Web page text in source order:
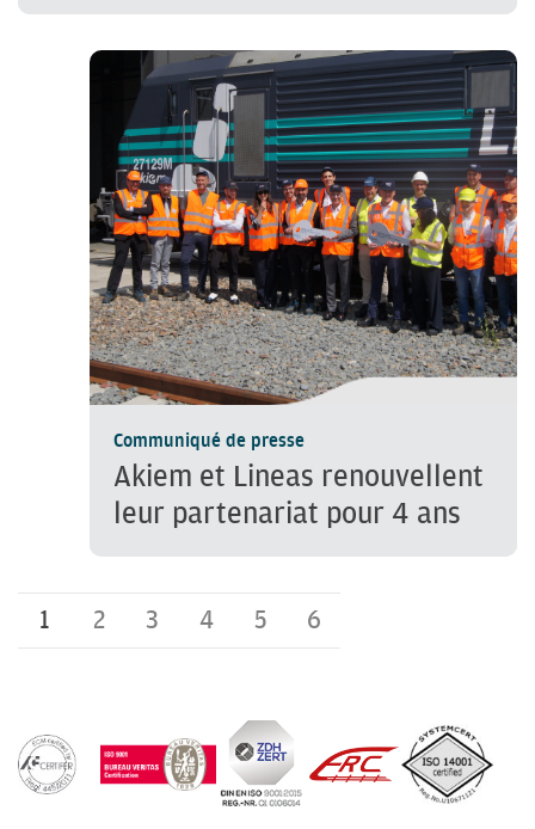
Communiqué de presse
Akiem et Lineas renouvellent
leur partenariat pour 4 ans
1 2 3 4 5 6